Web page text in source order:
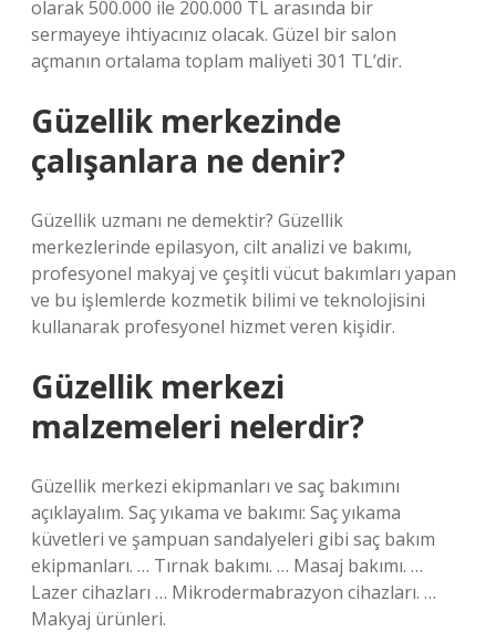
olarak 500.000 ile 200.000 TL arasında bir
sermayeye ihtiyacınız olacak. Güzel bir salon
açmanın ortalama toplam maliyeti 301 TL’dir.
Güzellik merkezinde
çalışanlara ne denir?
Güzellik uzmanı ne demektir? Güzellik
merkezlerinde epilasyon, cilt analizi ve bakımı,
profesyonel makyaj ve çeşitli vücut bakımları yapan
ve bu işlemlerde kozmetik bilimi ve teknolojisini
kullanarak profesyonel hizmet veren kişidir.
Güzellik merkezi
malzemeleri nelerdir?
Güzellik merkezi ekipmanları ve saç bakımını
açıklayalım. Saç yıkama ve bakımı: Saç yıkama
küvetleri ve şampuan sandalyeleri gibi saç bakım
ekipmanları. … Tırnak bakımı. … Masaj bakımı. …
Lazer cihazları … Mikrodermabrazyon cihazları. …
Makyaj ürünleri.